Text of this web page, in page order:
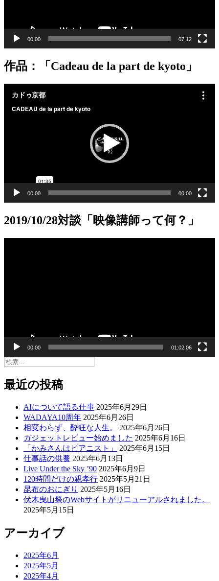
00:00 07:12
作品：「Cadeau de la part de kyoto」
00:00 00:00
2019/10/28対談「映像講師って何？」
00:00 01:02:06
検
最近の投稿
AIについて語る仕事 2025年6月29日
WADAYA10周年 2025年6月26日
相変わらず、酔狂な人生。
2025年6月26日
ガジェットレビュー始めました 2025年6月16日
「かみさんはピアニスト」
2025年6月15日
仕事話の供養 2025年6月13日
Live Under the Sky ’90 2025年6月9日
120時間だけの親孝行 2025年5月21日
昆布のおにぎり 2025年5月16日
伏木曳山祭のWebサイトがリニューアルされました。
2025年5月15日
アーカイブ
2025年6月
2025年5月
2025年4月